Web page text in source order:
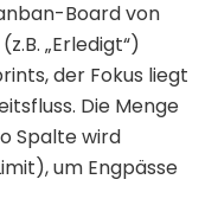
Board von
„Erledigt“)
der Fokus liegt
Die Menge
Spalte wird
um Engpässe